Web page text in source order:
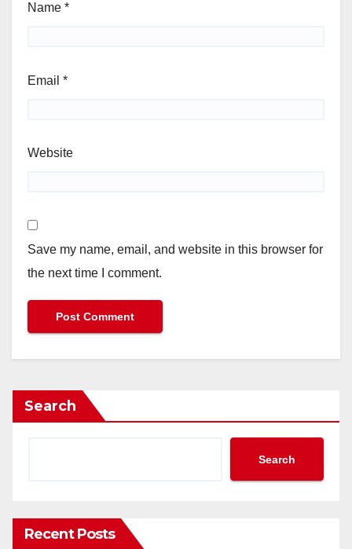
Name *
Email *
Website
Save my name, email, and website in this browser for
the next time I comment.
Search
Search
Recent Posts